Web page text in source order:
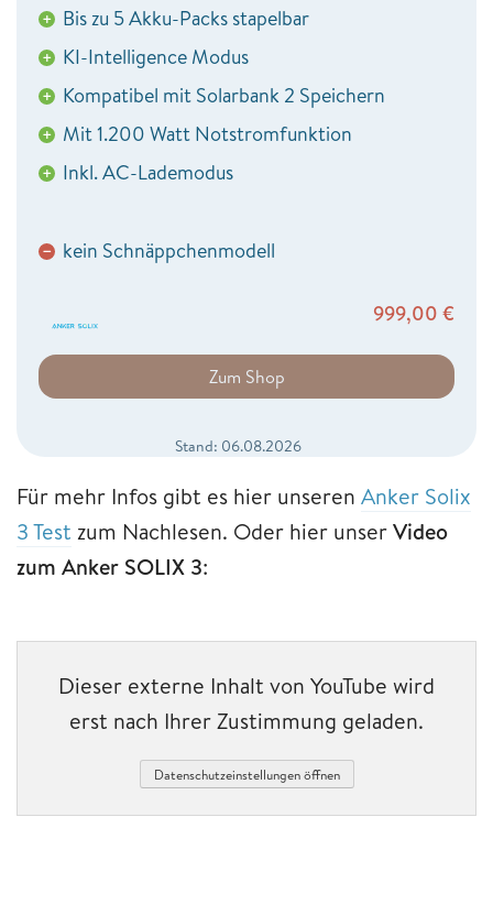
+ Bis zu 5 Akku-Packs stapelbar
+ KI-Intelligence Modus
+ Kompatibel mit Solarbank 2 Speichern
+ Mit 1.200 Watt Notstromfunktion
+ Inkl. AC-Lademodus
− kein Schnäppchenmodell
999,00 €
Zum Shop
Stand: 06.08.2026
Für mehr Infos gibt es hier unseren Anker Solix
3 Test zum Nachlesen. Oder hier unserVideo
zum Anker SOLIX 3:
Dieser externe Inhalt von YouTube wird
erst nach Ihrer Zustimmung geladen.
Datenschutzeinstellungen öffnen